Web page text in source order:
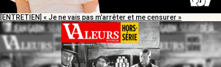
[ENTRETIEN] « Je ne vais pas m’arrêter et me censurer »